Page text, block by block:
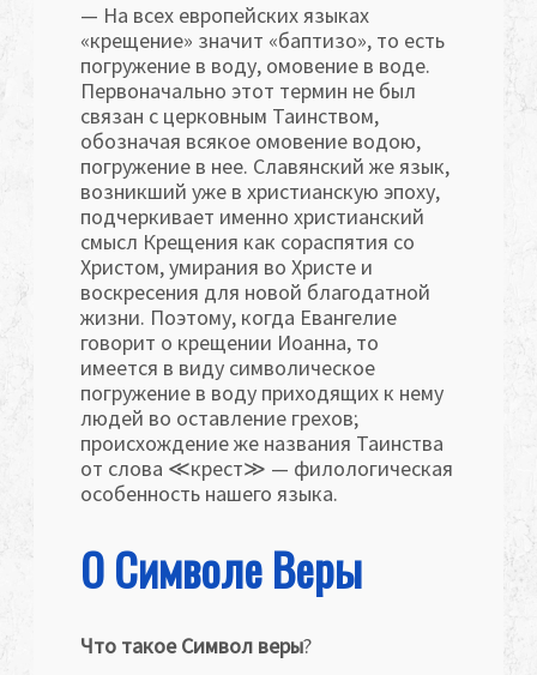
— На всех европейских языках
«крещение» значит «баптизо», то есть
погружение в воду, омовение в воде.
Первоначально этот термин не был
связан с церковным Таинством,
обозначая всякое омовение водою,
погружение в нее. Славянский же язык,
возникший уже в христианскую эпоху,
подчеркивает именно христианский
смысл Крещения как сораспятия со
Христом, умирания во Христе и
воскресения для новой благодатной
жизни. Поэтому, когда Евангелие
говорит о крещении Иоанна, то
имеется в виду символическое
погружение в воду приходящих к нему
людей во оставление грехов;
происхождение же названия Таинства
от слова ≪крест≫ — филологическая
особенность нашего языка.
О Символе Веры
Что такое Символ веры?